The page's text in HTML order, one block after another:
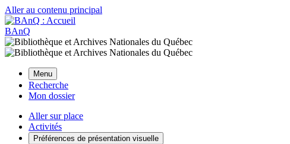
Aller au contenu principal
BAnQ
Menu
Recherche
Mon dossier
Aller sur place
Activités
Préférences de présentation visuelle